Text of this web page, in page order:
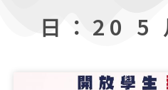
日：20 5